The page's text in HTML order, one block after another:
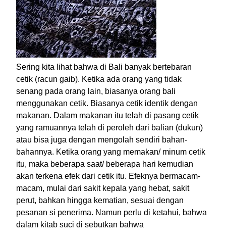
Sering kita lihat bahwa di Bali banyak bertebaran
cetik (racun gaib). Ketika ada orang yang tidak
senang pada orang lain, biasanya orang bali
menggunakan cetik. Biasanya cetik identik dengan
makanan. Dalam makanan itu telah di pasang cetik
yang ramuannya telah di peroleh dari balian (dukun)
atau bisa juga dengan mengolah sendiri bahan-
bahannya. Ketika orang yang memakan/ minum cetik
itu, maka beberapa saat/ beberapa hari kemudian
akan terkena efek dari cetik itu. Efeknya bermacam-
macam, mulai dari sakit kepala yang hebat, sakit
perut, bahkan hingga kematian, sesuai dengan
pesanan si penerima. Namun perlu di ketahui, bahwa
dalam kitab suci di sebutkan bahwa